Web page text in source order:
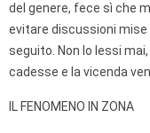
del genere, fece sì che
evitare discussioni mise
seguito. Non lo lessi
cadesse e la vicenda
IL FENOMENO IN ZONA